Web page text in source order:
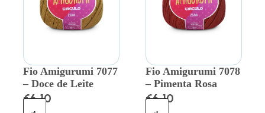
Fio Amigurumi 7077
– Doce de Leite
€6.10
Fio Amigurumi 7078
– Pimenta Rosa
€6.10